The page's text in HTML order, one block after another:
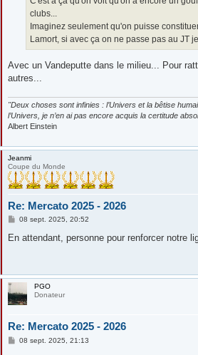
clubs...
Imaginez seulement qu'on puisse
Lamort, si avec ça on ne passe pas au JT
Avec un Vandeputte dans le milieu... Pour
autres...
"Deux choses sont infinies : l’Univers et la bêtise
l’Univers, je n’en ai pas encore acquis la certitude
Albert Einstein
Jeanmi
Coupe du Monde
Re: Mercato 2025 - 2026
M
s
08 sept. 2025, 20:52
En attendant, personne pour renforcer notre
PGO
Donateur
Re: Mercato 2025 - 2026
M08 sept. 2025, 21:13